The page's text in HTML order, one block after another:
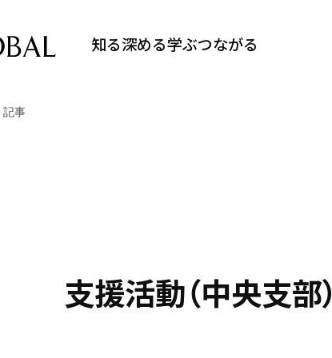
知る深める学ぶつながる
記事
支援活動（中央支部）